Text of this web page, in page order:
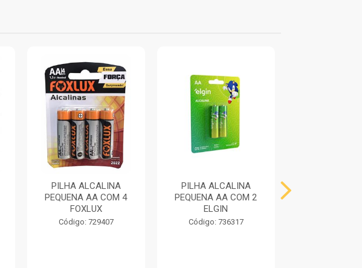
PILHA ALCALINA
PEQUENA AA COM 4
FOXLUX
Código: 729407
PILHA ALCALINA
PEQUENA AA COM 2
ELGIN
Código: 736317